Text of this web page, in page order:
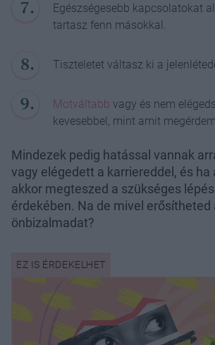
Egészségesebb kapcsolatokat
tartasz fenn másokkal.
Tiszteletet váltasz ki a
Motváltabb vagy és nem
kevesebbel, mint amit
Mindezek pedig hatással vannak
vagy elégedett a karriereddel, és ha
akkor megteszed a szükséges
érdekében. Na de mivel erősítheted
önbizalmadat?